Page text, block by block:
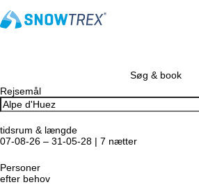
Søg & book
Rejsemål
tidsrum & længde
07-08-26 – 31-05-28 | 7 nætter
Personer
efter behov